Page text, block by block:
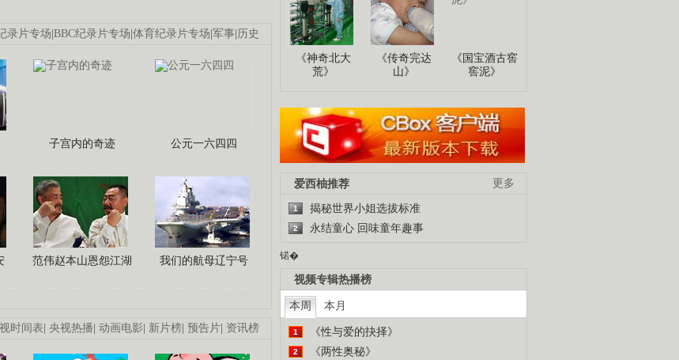
录片专场 BBC纪录片专场 体育纪录片专场 军事 历史
子宫内的奇迹 公元一六四四
范伟赵本山恩怨江湖 我们的航母辽宁号
时间表 央视热播 动画电影 新片榜 预告片 资讯榜
《神奇北大
荒》
《传奇完达
山》
《国宝酒古窖
窖泥》
更多
爱西柚推荐
1 揭秘世界小姐选拔标准
2 永结童心 回味童年趣事
锘�
视频专辑热播榜
本周 本月
1 《性与爱的抉择》
2 《两性奥秘》